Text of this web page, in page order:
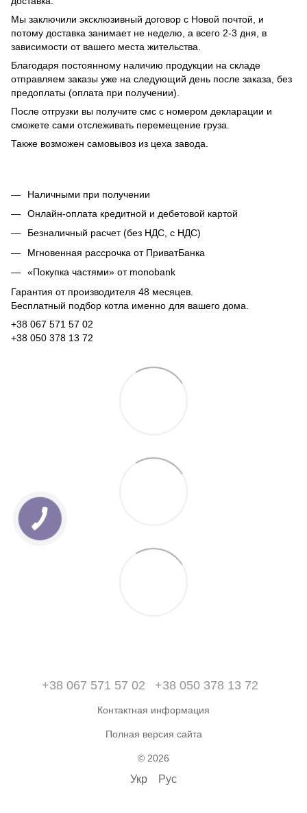
Мы заключили эксклюзивный договор с Новой почтой, и
потому доставка занимает не неделю, а всего 2-3 дня, в
зависимости от вашего места жительства.
Благодаря постоянному наличию продукции на складе
отправляем заказы уже на следующий день после заказа, без
предоплаты (оплата при получении).
После отгрузки вы получите смс с номером декларации и
сможете сами отслеживать перемещение груза.
Также возможен самовывоз из цеха завода.
Наличными при получении
Онлайн-оплата кредитной и дебетовой картой
Безналичный расчет (без НДС, с НДС)
Мгновенная рассрочка от ПриватБанка
«Покупка частями» от monobank
Гарантия от производителя 48 месяцев.
Бесплатный подбор котла именно для вашего дома.
+38 067 571 57 02
+38 050 378 13 72
+38 067 571 57 02 +38 050 378 13 72
Контактная информация
Полная версия сайта
© 2026
Укр Рус